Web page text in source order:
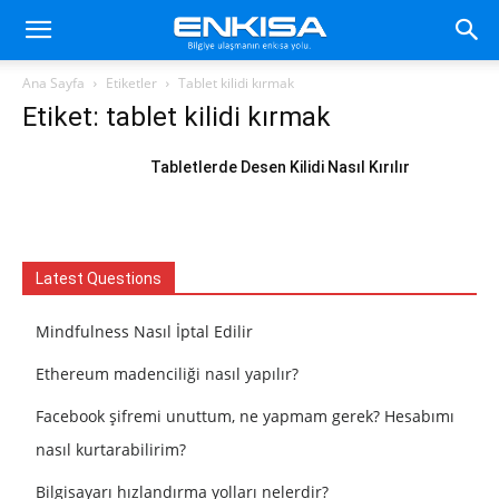
Ana Sayfa Etiketler Tablet kilidi kırmak
Etiket: tablet kilidi kırmak
Tabletlerde Desen Kilidi Nasıl Kırılır
Latest Questions
Mindfulness Nasıl İptal Edilir
Ethereum madenciliği nasıl yapılır?
Facebook şifremi unuttum, ne yapmam gerek? Hesabımı
nasıl kurtarabilirim?
Bilgisayarı hızlandırma yolları nelerdir?